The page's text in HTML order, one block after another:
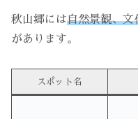
秋山郷には自然景観、文
があります。
スポット名